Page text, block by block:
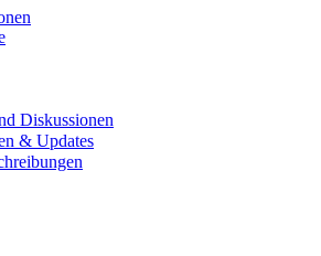
Diskussionen
& Updates